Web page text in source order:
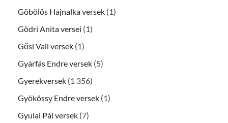
Göbölös Hajnalka versek (1)
Gödri Anita versei (1)
Gősi Vali versek (1)
Gyárfás Endre versek (5)
Gyerekversek (1 356)
Gyökössy Endre versek (1)
Gyulai Pál versek (7)